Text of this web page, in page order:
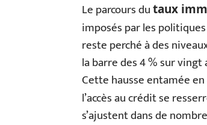
Le parcours dutaux
imposés par les
reste perché à des
la barre des 4 % sur
Cette hausse entamée
l’accès au crédit se
s’ajustent dans de